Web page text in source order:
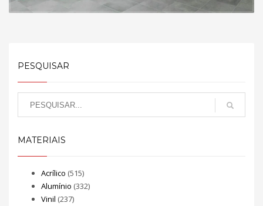
PESQUISAR
MATERIAIS
Acrílico (515)
Alumínio (332)
Vinil (237)